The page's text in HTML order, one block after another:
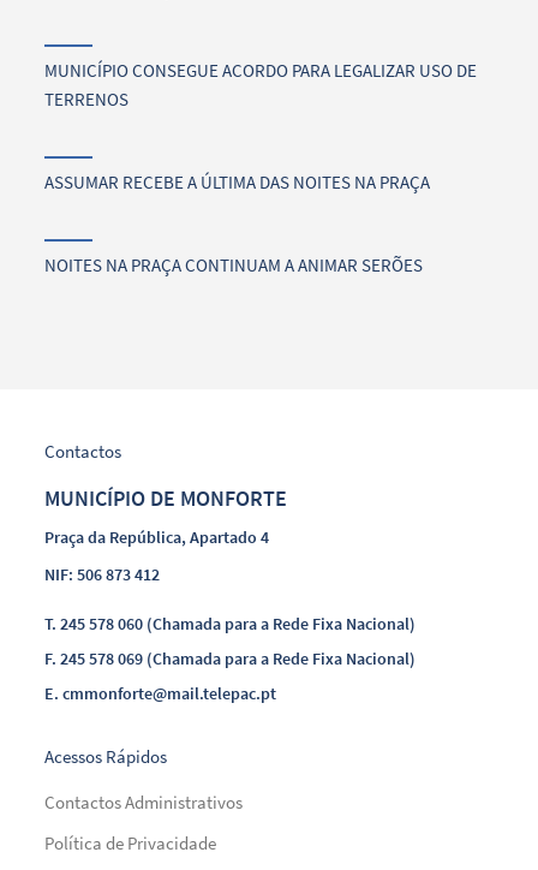
MUNICÍPIO CONSEGUE ACORDO PARA LEGALIZAR USO DE
TERRENOS
ASSUMAR RECEBE A ÚLTIMA DAS NOITES NA PRAÇA
NOITES NA PRAÇA CONTINUAM A ANIMAR SERÕES
Contactos
MUNICÍPIO DE MONFORTE
Praça da República, Apartado 4
NIF: 506 873 412
T.245 578 060 (Chamada para a Rede Fixa Nacional)
F.245 578 069 (Chamada para a Rede Fixa Nacional)
E.cmmonforte@mail.telepac.pt
Acessos Rápidos
Contactos Administrativos
Política de Privacidade